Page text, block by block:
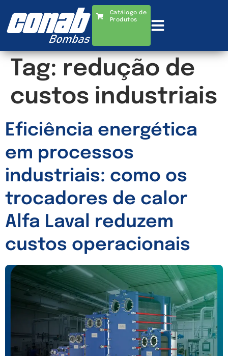
Catálogo de
Produtos
Tag: redução de
custos industriais
Eficiência energética
em processos
industriais: como os
trocadores de calor
Alfa Laval reduzem
custos operacionais